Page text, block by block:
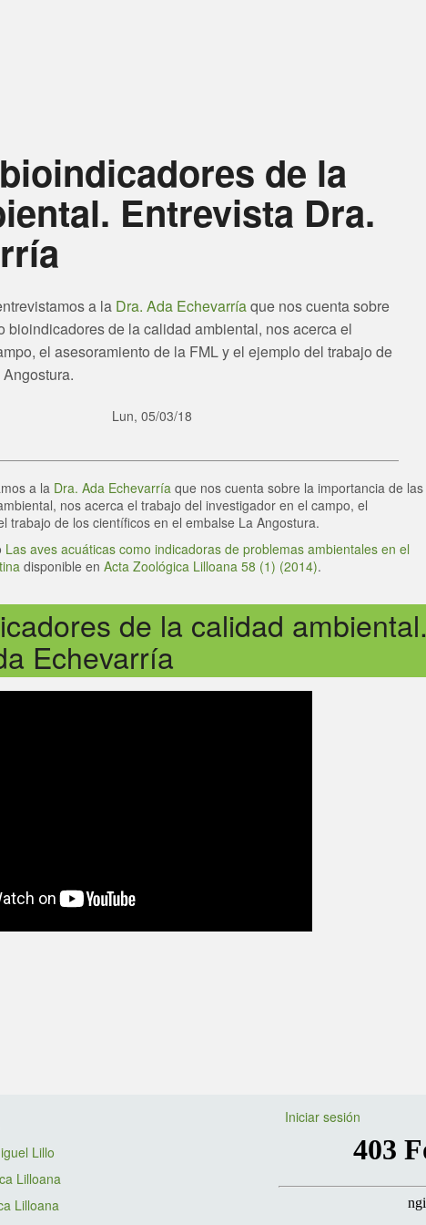
de la
Entrevista Dra.
a la Dra. Ada Echevarríaque nos cuenta sobre
bioindicadores de la calidad ambiental, nos acerca el
el asesoramiento de la FML y el ejemplo del trabajo de
Lun, 05/03/18
a la Dra. Ada Echevarría que nos cuenta sobre la importancia de las
nos acerca el trabajo del investigador en el campo, el
trabajo de los científicos en el embalse La Angostura.
Las aves acuáticas como indicadoras de problemas ambientales en el
disponible en Acta Zoológica Lilloana 58 (1) (2014).
de la calidad ambiental.
Echevarría
Lillo
Lilloana
Lilloana
Iniciar sesión